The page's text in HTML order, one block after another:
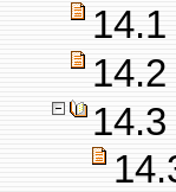
14.1
14.2
14.3